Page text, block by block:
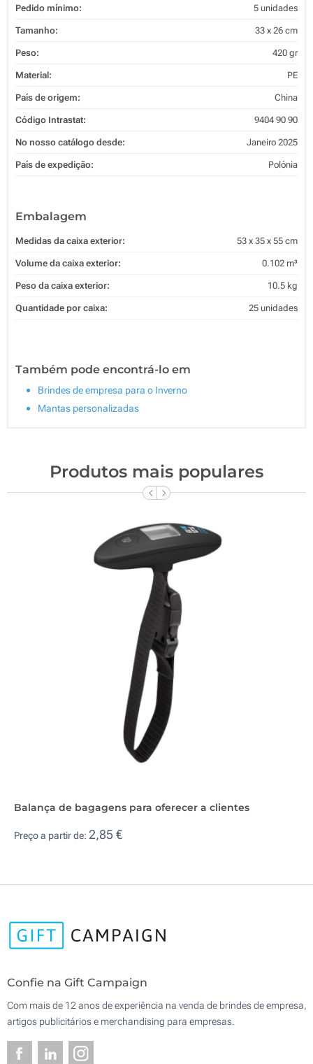
Pedido mínimo: 5 unidades
Tamanho: 33 x 26 cm
Peso: 420 gr
Material: PE
País de origem: China
Código Intrastat: 9404 90 90
No nosso catálogo desde: Janeiro 2025
País de expedição: Polónia
Embalagem
Medidas da caixa exterior: 53 x 35 x 55 cm
Volume da caixa exterior: 0.102 m³
Peso da caixa exterior: 10.5 kg
Quantidade por caixa: 25 unidades
Também pode encontrá-lo em
Brindes de empresa para o Inverno
Mantas personalizadas
Produtos mais populares
Balança de bagagens para oferecer a clientes
Preço a partir de: 2,85 €
Confie na Gift Campaign
Com mais de 12 anos de experiência na venda de brindes de empresa,
artigos publicitários e merchandising para empresas.